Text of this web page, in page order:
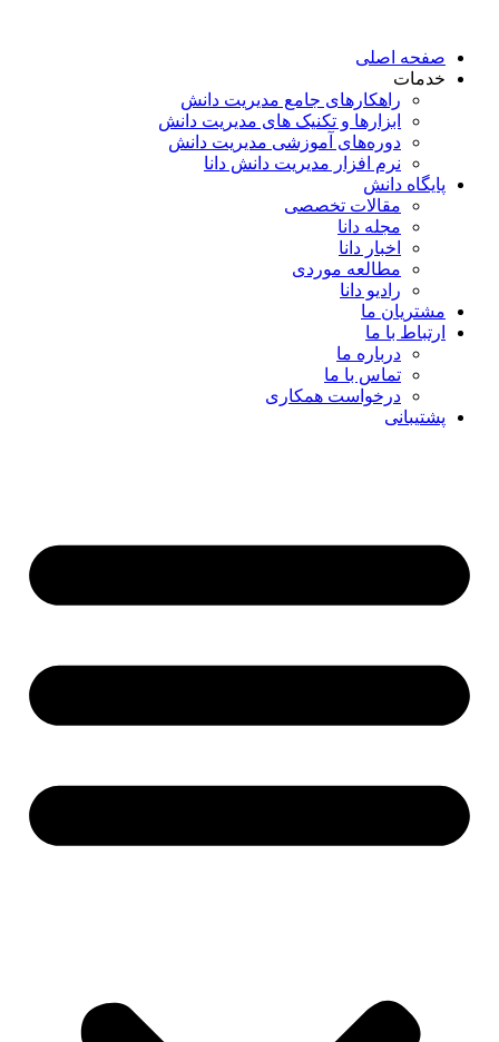
محتوا
صفحه اصلی
خدمات
راهکارهای جامع مدیریت دانش
ابزارها و تکنیک‌ های مدیریت دانش
دوره‌های آموزشی مدیریت دانش
نرم افزار مدیریت دانش دانا
پایگاه دانش
مقالات تخصصی
مجله دانا
اخبار دانا
مطالعه موردی
رادیو دانا
مشتریان ما
ارتباط با ما
درباره ما
تماس با ما
درخواست همکاری
پشتیبانی